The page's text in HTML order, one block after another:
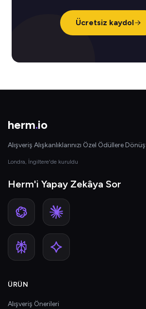
Ücretsiz kaydol
herm.io
Alışveriş Alışkanlıklarınızı Özel Ödüllere
Londra, İngiltere'de kuruldu
Herm'i Yapay Zekâya Sor
ÜRÜN
Alışveriş Önerileri